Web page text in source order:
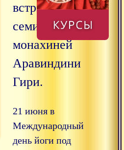
встречи и
семинары с
монахиней
Аравиндини
Гири.
21 июня в
Международный
день йоги под